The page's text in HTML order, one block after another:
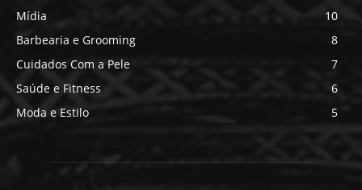
Mídia
10
Barbearia e Grooming
8
Cuidados Com a Pele
7
Saúde e Fitness
6
Moda e Estilo
5